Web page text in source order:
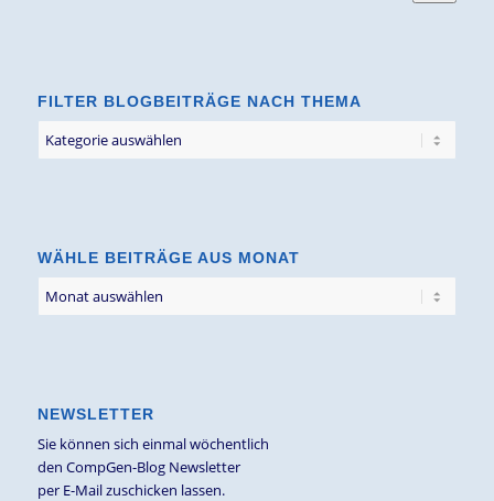
FILTER BLOGBEITRÄGE NACH THEMA
Blogbeiträge
WÄHLE BEITRÄGE AUS MONAT
NEWSLETTER
Sie können sich einmal wöchentlich
den CompGen-Blog Newsletter
per E-Mail zuschicken lassen.